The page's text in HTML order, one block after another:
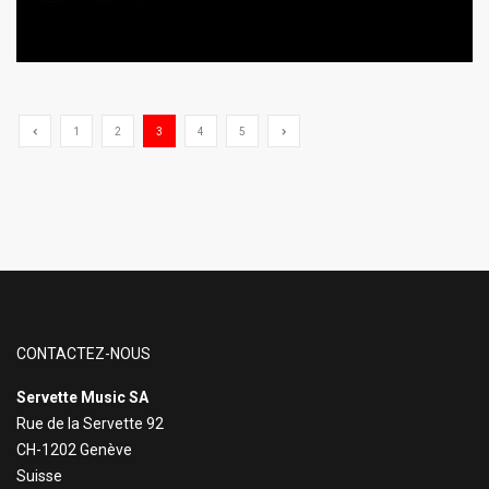
1 2 3 4 5
CONTACTEZ-NOUS
Servette Music SA
Rue de la Servette 92
CH-1202 Genève
Suisse